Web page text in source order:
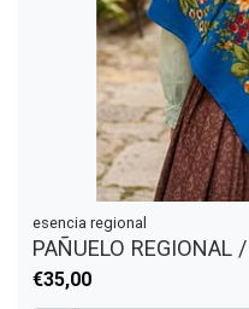
esencia regional
PAÑUELO REGIONAL
€35,00